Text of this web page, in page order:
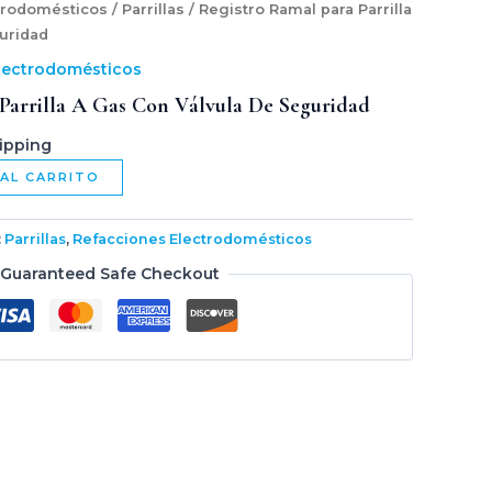
/ Parrillas / Registro Ramal para Parrilla
A Gas Con Válvula De Seguridad
CARRITO
Parrillas, Refacciones Electrodomésticos
Guaranteed Safe Checkout